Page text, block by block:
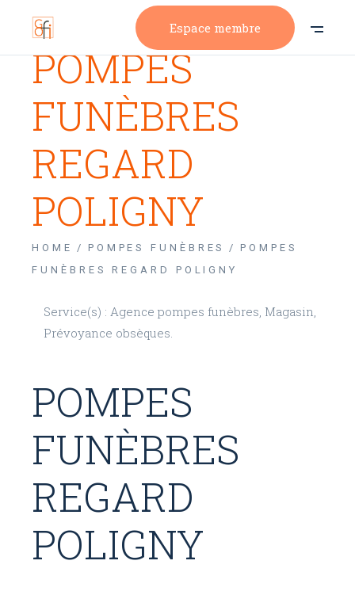
Espace membre
POMPES
FUNÈBRES
REGARD
POLIGNY
HOME POMPES FUNÈBRES
POMPES
FUNÈBRES REGARD POLIGNY
Service(s) : Agence pompes funèbres, Magasin,
Prévoyance obsèques.
POMPES
FUNÈBRES
REGARD
POLIGNY